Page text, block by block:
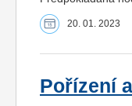
20. 01. 2023
Pořízení